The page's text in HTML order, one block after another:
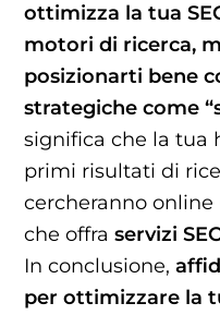
ottimizza la tua
motori di ricerca,
posizionarti bene
strategiche come
significa che la tua
primi risultati di
cercheranno online
che offraservizi
In conclusione,
per ottimizzare la